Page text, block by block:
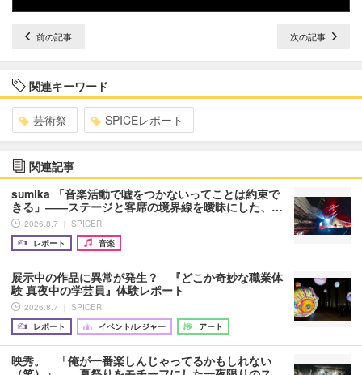
前の記事 次の記事
関連キーワード
芸術祭 SPICEレポート
関連記事
sumika 「音楽活動で嘘をつかないってことは約束で
きる」――ステージと客席の境界線を曖昧にした、…
2026.8.7 ｜ SPICER
レポート
音楽
展示中の作品に異常が発生？ 『どこか奇妙な職業体
験 真夜中の学芸員』体験レポート
2026.8.7 ｜ SPICER
レポート
イベント/レジャー アート
映秀。 「俺が一番楽しんじゃってるかもしれない